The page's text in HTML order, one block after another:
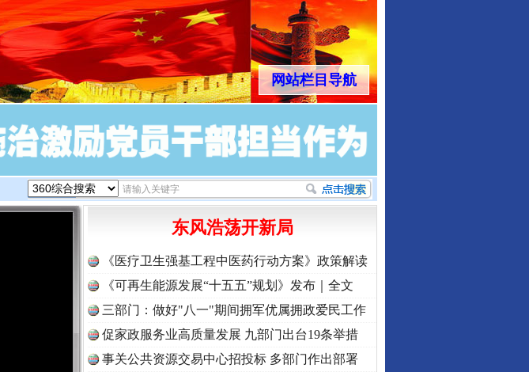
网站栏目导航
东风浩荡开新局
《医疗卫生强基工程中医药行动方案》政策解读
《可再生能源发展“十五五”规划》发布｜全文
三部门：做好"八一"期间拥军优属拥政爱民工作
促家政服务业高质量发展 九部门出台19条举措
事关公共资源交易中心招投标 多部门作出部署